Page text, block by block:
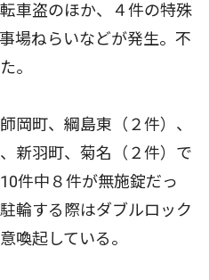
車盗のほか、４件の特殊
場ねらいなどが発生。不
。
岡町、綱島東（２件）、
新羽町、菊名（２件）で
件中８件が無施錠だっ
輪する際はダブルロック
喚起している。